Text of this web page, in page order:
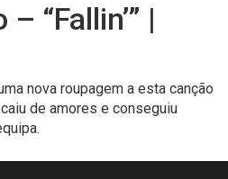
“Fallin’” |
nova roupagem a esta canção
de amores e conseguiu